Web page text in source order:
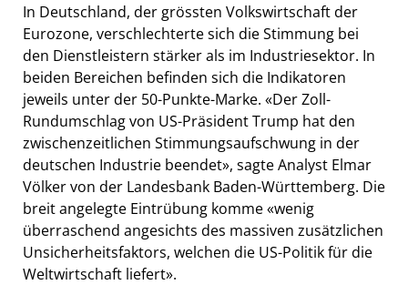
In Deutschland, der grössten Volkswirtschaft der
Eurozone, verschlechterte sich die Stimmung bei
den Dienstleistern stärker als im Industriesektor. In
beiden Bereichen befinden sich die Indikatoren
jeweils unter der 50-Punkte-Marke. «Der Zoll-
Rundumschlag von US-Präsident Trump hat den
zwischenzeitlichen Stimmungsaufschwung in der
deutschen Industrie beendet», sagte Analyst Elmar
Völker von der Landesbank Baden-Württemberg. Die
breit angelegte Eintrübung komme «wenig
überraschend angesichts des massiven zusätzlichen
Unsicherheitsfaktors, welchen die US-Politik für die
Weltwirtschaft liefert».